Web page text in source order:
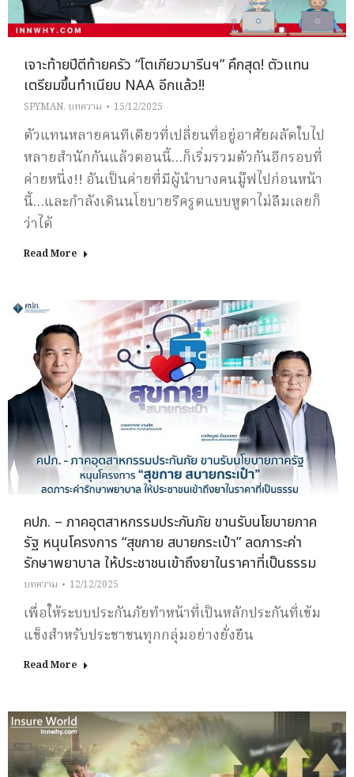
เจาะท้ายปีตีท้ายครัว “โตเกียวมารีนฯ” คึกสุด! ตัวแทน
เตรียมขึ้นทำเนียบ NAA อีกแล้ว!!
SPYMAN, บทความ 15/12/2025
ตัวแทนหลายคนทีเดียวที่เปลี่ยนที่อยู่อาศัยผลัดใบไป
หลายสำนักกันแล้วตอนนี้…ก็เริ่มรวมตัวกันอีกรอบที่
ค่ายหนึ่ง!! อันเป็นค่ายที่มีผู้นำบางคนมู๊ฟไปก่อนหน้า
นี้…และกำลังเดินนโยบายรีครูตแบบหูตาไม่ลืมเลยก็
ว่าได้
Read More
คปภ. – ภาคอุตสาหกรรมประกันภัย ขานรับนโยบายภาค
รัฐ หนุนโครงการ “สุขกาย สบายกระเป๋า” ลดภาระค่า
รักษาพยาบาล ให้ประชาชนเข้าถึงยาในราคาที่เป็นธรรม
บทความ 12/12/2025
เพื่อให้ระบบประกันภัยทำหน้าที่เป็นหลักประกันที่เข้ม
แข็งสำหรับประชาชนทุกกลุ่มอย่างยั่งยืน
Read More